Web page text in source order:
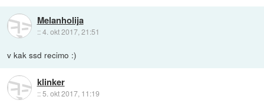
Melanholija
::4. okt 2017, 21:51
v kak ssd recimo :)
klinker
::5. okt 2017, 11:19